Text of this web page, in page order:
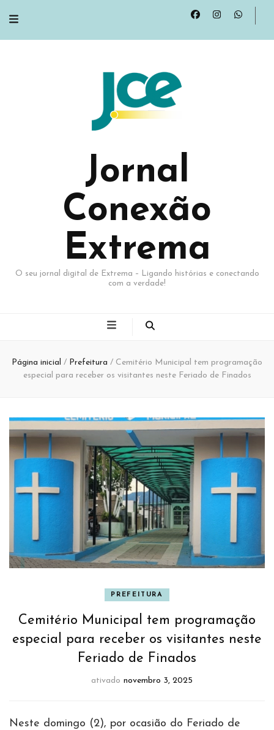
Jornal
Conexão
Extrema
O seu jornal digital de Extrema – Ligando histórias e conectando
com a verdade!
Página inicial / Prefeitura / Cemitério Municipal tem programação
especial para receber os visitantes neste Feriado de Finados
PREFEITURA
Cemitério Municipal tem programação
especial para receber os visitantes neste
Feriado de Finados
ativado novembro 3, 2025
Neste domingo (2), por ocasião do Feriado de